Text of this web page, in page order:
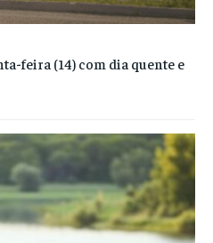
feira (14) com dia quente e